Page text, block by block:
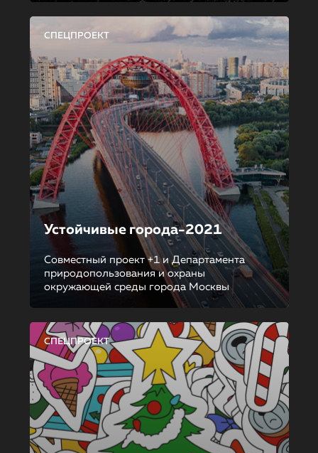
СПЕЦПРОЕКТ
Устойчивые города-2021
Совместный проект +1 и Департамента
природопользования и охраны
окружающей среды города Москвы
СПЕЦПРОЕКТ